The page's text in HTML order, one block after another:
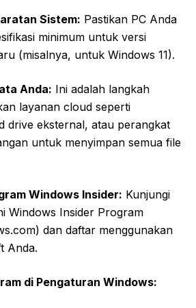
Sistem: Pastikan PC Anda
minimum untuk versi
(misalnya, untuk Windows 11).
Anda: Ini adalah langkah
layanan cloud seperti
drive eksternal, atau perangkat
untuk menyimpan semua file
Windows Insider: Kunjungi
Windows Insider Program
dan daftar menggunakan
Anda.
di Pengaturan Windows: